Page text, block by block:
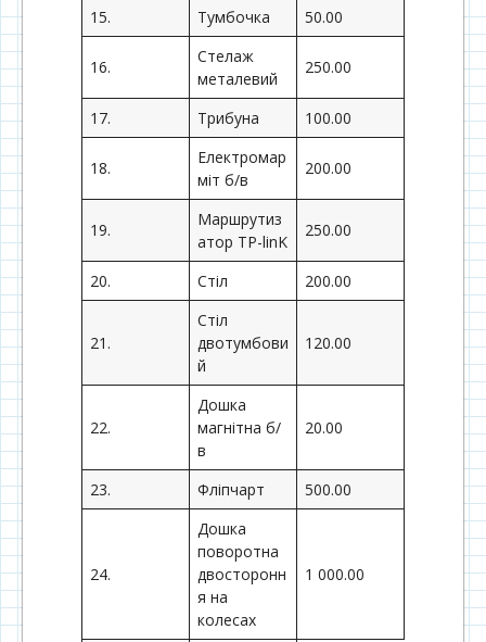
15. Тумбочка 50.00
16.
Стелаж
металевий
250.00
17. Трибуна 100.00
18.
Електромар
міт б/в
200.00
19.
Маршрутиз
атор ТР-linK
250.00
20. Стіл 200.00
21.
Стіл
двотумбови
й
120.00
22.
Дошка
магнітна б/
в
20.00
23. Фліпчарт 500.00
24.
Дошка
поворотна
двосторонн
я на
колесах
1 000.00